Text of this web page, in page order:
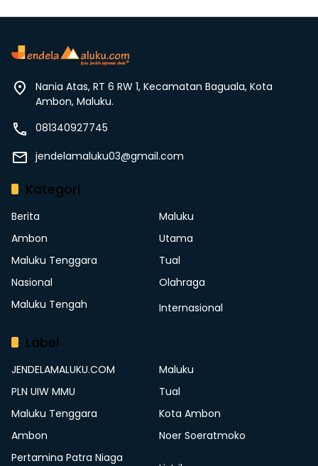
Nania Atas, RT 6 RW 1, Kecamatan Baguala, Kota
Ambon, Maluku.
081340927745
jendelamaluku03@gmail.com
Kategori
Berita
Maluku
Ambon
Utama
Maluku Tenggara
Tual
Nasional
Olahraga
Maluku Tengah
Internasional
Label
JENDELAMALUKU.COM
Maluku
PLN UIW MMU
Tual
Maluku Tenggara
Kota Ambon
Ambon
Noer Soeratmoko
Pertamina Patra Niaga